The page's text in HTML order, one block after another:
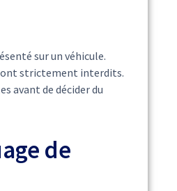
sur un véhicule.
strictement interdits.
avant de décider du
de